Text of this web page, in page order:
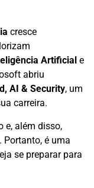
cresce
Artificial e
abriu
AI & Security, um
carreira.
e, além disso,
é uma
se preparar para